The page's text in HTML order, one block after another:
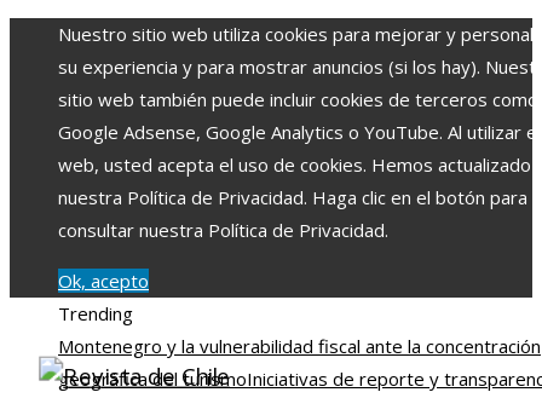
Nuestro sitio web utiliza cookies para mejorar y
su experiencia y para mostrar anuncios (si los hay).
sitio web también puede incluir cookies de terceros como
Google Adsense, Google Analytics o YouTube. Al utilizar
web, usted acepta el uso de cookies. Hemos actualizado
nuestra Política de Privacidad. Haga clic en el botón para
consultar nuestra Política de Privacidad.
Ok, acepto
Trending
Montenegro y la vulnerabilidad fiscal ante la concentración
geográfica del turismoIniciativas de reporte y